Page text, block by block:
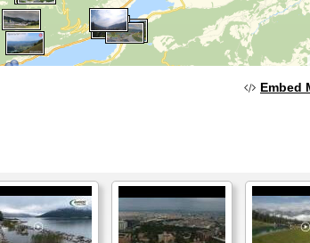
Embed